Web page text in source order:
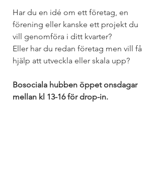
Har du en idé om ett företag, en
förening eller kanske ett projekt du
vill genomföra i ditt kvarter?
Eller har du redan företag men vill få
hjälp att utveckla eller skala upp?
Bosociala hubben öppet onsdagar
mellan kl 13-16 för drop-in.